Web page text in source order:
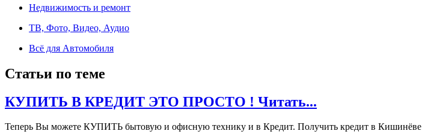
Недвижимость и ремонт
ТВ, Фото, Видео, Аудио
Всё для Автомобиля
Статьи по теме
КУПИТЬ В КРЕДИТ ЭТО ПРОСТО ! Читать...
Теперь Вы можете КУПИТЬ бытовую и офисную технику и в Кредит. Получить кредит в Кишинёве